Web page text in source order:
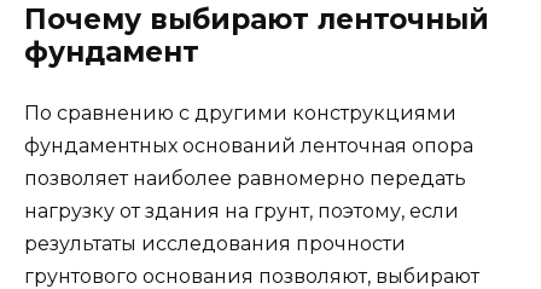
Почему выбирают ленточный
фундамент
По сравнению с другими конструкциями
фундаментных оснований ленточная опора
позволяет наиболее равномерно передать
нагрузку от здания на грунт, поэтому, если
результаты исследования прочности
грунтового основания позволяют, выбирают